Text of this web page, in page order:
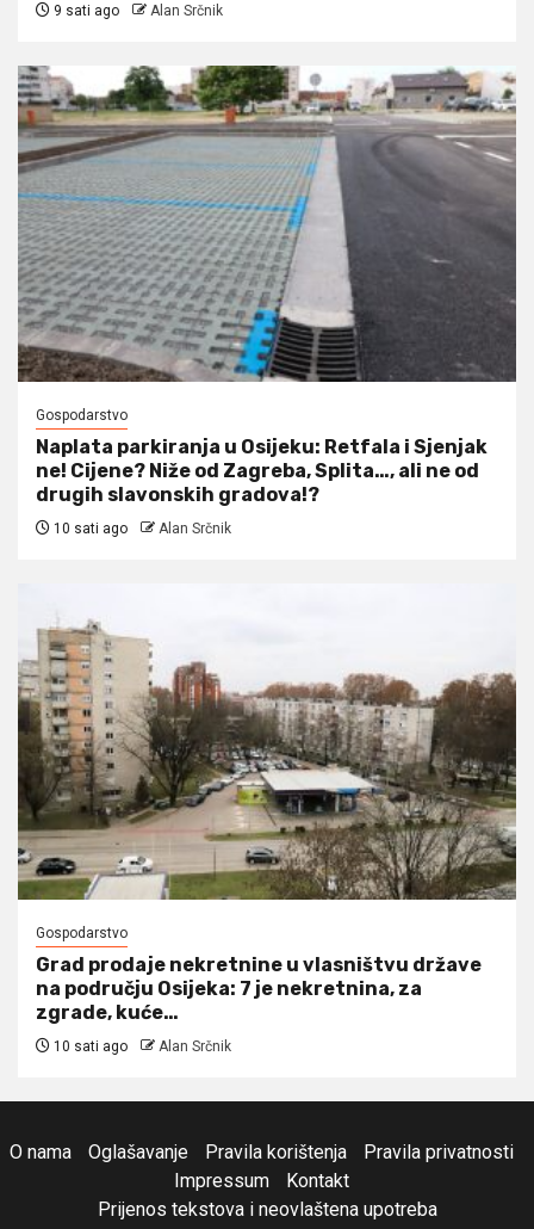
9 sati ago Alan Srčnik
Gospodarstvo
Naplata parkiranja u Osijeku: Retfala i Sjenjak
ne! Cijene? Niže od Zagreba, Splita…, ali ne od
drugih slavonskih gradova!?
10 sati ago Alan Srčnik
Gospodarstvo
Grad prodaje nekretnine u vlasništvu države
na području Osijeka: 7 je nekretnina, za
zgrade, kuće…
10 sati ago Alan Srčnik
O nama Oglašavanje Pravila korištenja
Pravila privatnosti
Impressum
Kontakt
Prijenos tekstova i neovlaštena upotreba